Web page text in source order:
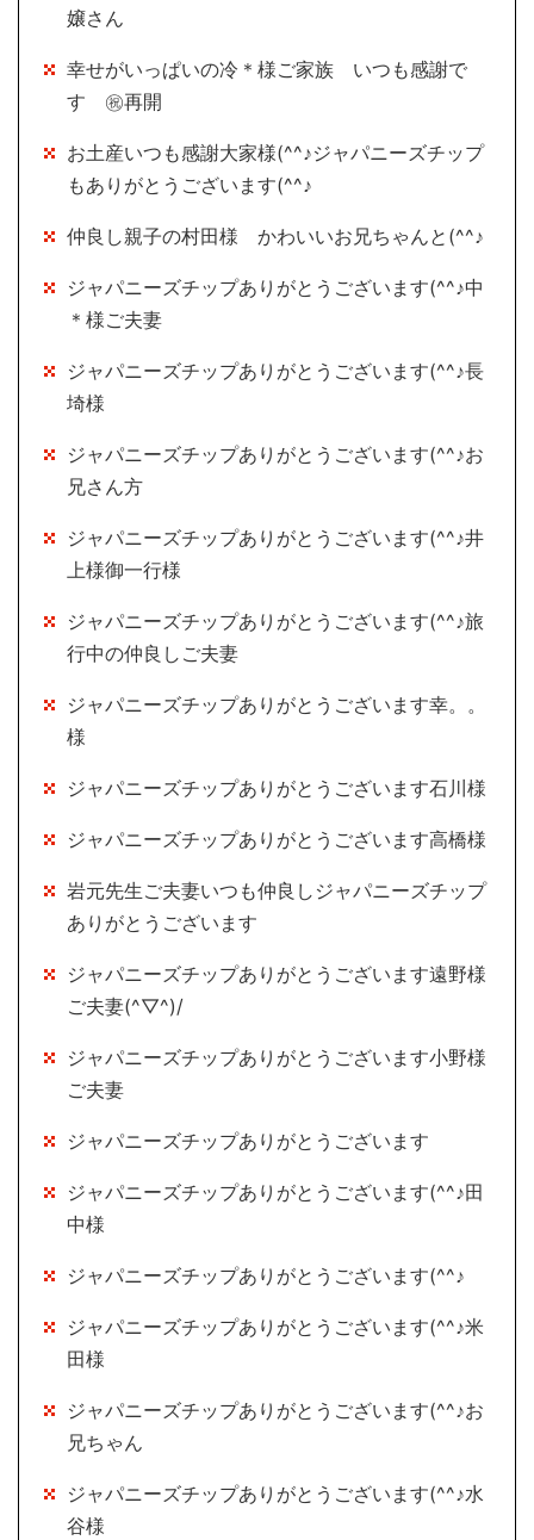
嬢さん
幸せがいっぱいの冷＊様ご家族 いつも感謝で
す ㊗再開
お土産いつも感謝大家様(^^♪ジャパニーズチップ
もありがとうございます(^^♪
仲良し親子の村田様 かわいいお兄ちゃんと(^^♪
ジャパニーズチップありがとうございます(^^♪中
＊様ご夫妻
ジャパニーズチップありがとうございます(^^♪長
埼様
ジャパニーズチップありがとうございます(^^♪お
兄さん方
ジャパニーズチップありがとうございます(^^♪井
上様御一行様
ジャパニーズチップありがとうございます(^^♪旅
行中の仲良しご夫妻
ジャパニーズチップありがとうございます幸。。
様
ジャパニーズチップありがとうございます石川様
ジャパニーズチップありがとうございます高橋様
岩元先生ご夫妻いつも仲良しジャパニーズチップ
ありがとうございます
ジャパニーズチップありがとうございます遠野様
ご夫妻(^▽^)/
ジャパニーズチップありがとうございます小野様
ご夫妻
ジャパニーズチップありがとうございます
ジャパニーズチップありがとうございます(^^♪田
中様
ジャパニーズチップありがとうございます(^^♪
ジャパニーズチップありがとうございます(^^♪米
田様
ジャパニーズチップありがとうございます(^^♪お
兄ちゃん
ジャパニーズチップありがとうございます(^^♪水
谷様